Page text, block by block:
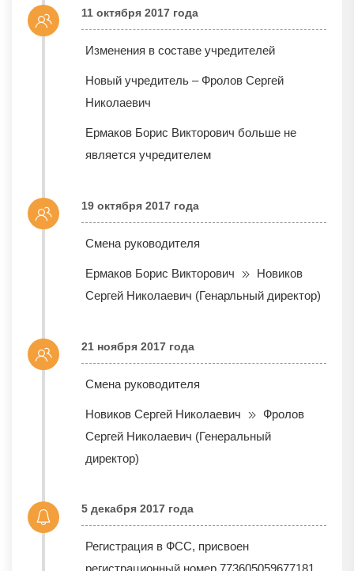
11 октября 2017 года
Изменения в составе учредителей
Новый учредитель – Фролов Сергей
Николаевич
Ермаков Борис Викторович больше не
является учредителем
19 октября 2017 года
Смена руководителя
Ермаков Борис Викторович
Новиков
Сергей Николаевич (Генарльный директор)
21 ноября 2017 года
Смена руководителя
Новиков Сергей Николаевич
Фролов
Сергей Николаевич (Генеральный
директор)
5 декабря 2017 года
Регистрация в ФСС, присвоен